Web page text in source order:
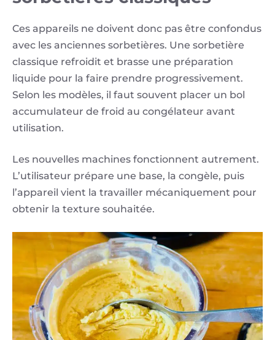
Ces appareils ne doivent donc pas être confondus
avec les anciennes sorbetières. Une sorbetière
classique refroidit et brasse une préparation
liquide pour la faire prendre progressivement.
Selon les modèles, il faut souvent placer un bol
accumulateur de froid au congélateur avant
utilisation.
Les nouvelles machines fonctionnent autrement.
L’utilisateur prépare une base, la congèle, puis
l’appareil vient la travailler mécaniquement pour
obtenir la texture souhaitée.